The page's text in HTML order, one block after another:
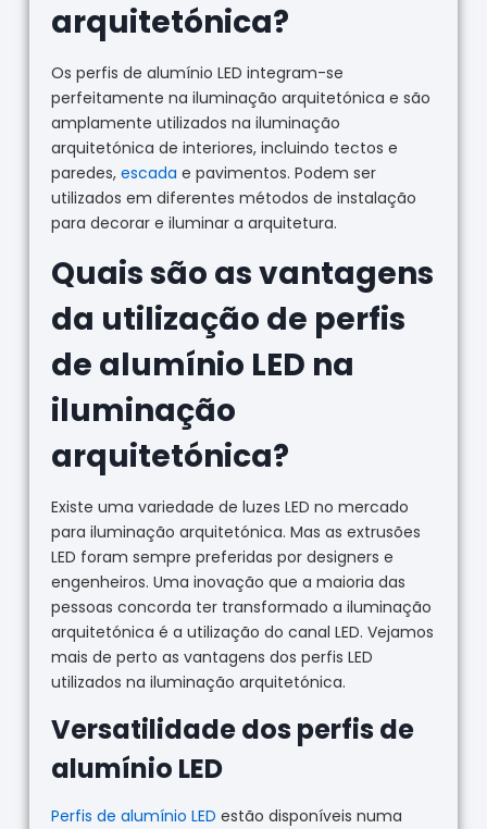
arquitetónica?
Os perfis de alumínio LED integram-se
perfeitamente na iluminação arquitetónica e são
amplamente utilizados na iluminação
arquitetónica de interiores, incluindo tectos e
paredes, escada e pavimentos. Podem ser
utilizados em diferentes métodos de instalação
para decorar e iluminar a arquitetura.
Quais são as vantagens
da utilização de perfis
de alumínio LED na
iluminação
arquitetónica?
Existe uma variedade de luzes LED no mercado
para iluminação arquitetónica. Mas as extrusões
LED foram sempre preferidas por designers e
engenheiros. Uma inovação que a maioria das
pessoas concorda ter transformado a iluminação
arquitetónica é a utilização do canal LED. Vejamos
mais de perto as vantagens dos perfis LED
utilizados na iluminação arquitetónica.
Versatilidade dos perfis de
alumínio LED
Perfis de alumínio LED estão disponíveis numa